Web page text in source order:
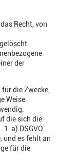
Recht, von
der
die Zwecke,
Weise
die sich die
1 a) DSGVO
und es fehlt an
für die